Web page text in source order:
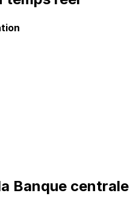
Banque centrale